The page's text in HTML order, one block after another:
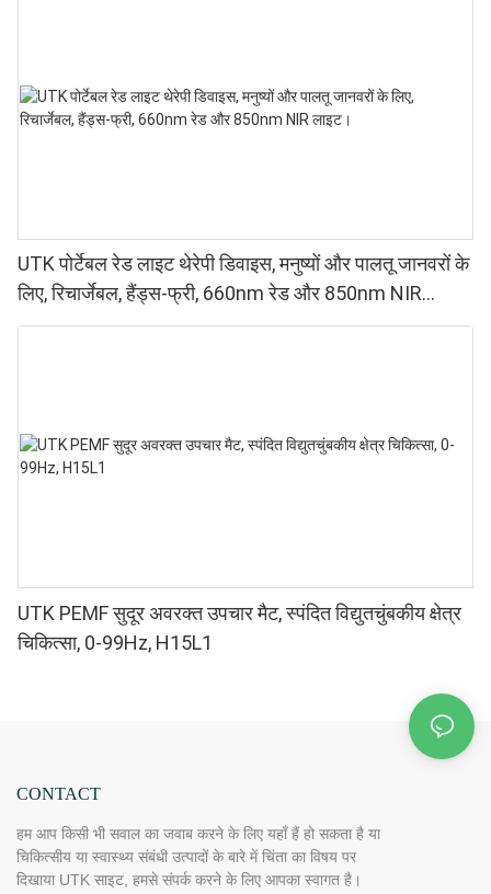
UTK पोर्टेबल रेड लाइट थेरेपी डिवाइस, मनुष्यों और पालतू जानवरों के
लिए, रिचार्जेबल, हैंड्स-फ्री, 660nm रेड और 850nm NIR
लाइट।
UTK PEMF सुदूर अवरक्त उपचार मैट, स्पंदित विद्युतचुंबकीय क्षेत्र
चिकित्सा, 0-99Hz, H15L1
CONTACT
हम आप किसी भी सवाल का जवाब करने के लिए यहाँ हैं हो सकता है या
चिकित्सीय या स्वास्थ्य संबंधी उत्पादों के बारे में चिंता का विषय पर
दिखाया UTK साइट, हमसे संपर्क करने के लिए आपका स्वागत है।